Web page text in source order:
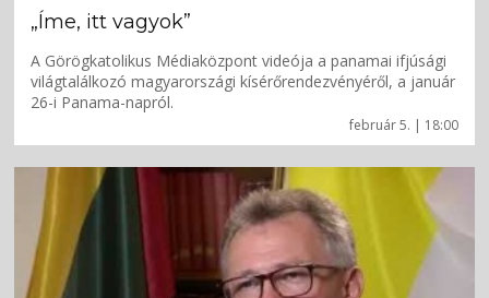
február 5. | 18:00
„Íme, itt vagyok”
A Görögkatolikus Médiaközpont videója a panamai ifjúsági
világtalálkozó magyarországi kísérőrendezvényéről, a január
26-i Panama-napról.